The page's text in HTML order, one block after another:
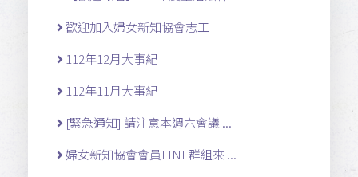
歡迎加入婦女新知協會志工
112年12月大事紀
112年11月大事紀
[緊急通知] 請注意本週六會議 ...
婦女新知協會會員LINE群組來 ...